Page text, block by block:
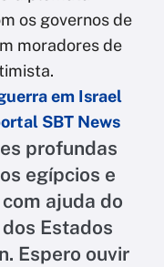
os governos de
moradores de
em Israel
SBT News
profundas
egípcios e
ajuda do
Estados
Espero ouvir